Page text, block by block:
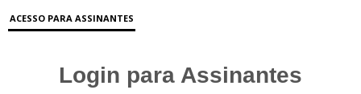
ACESSO PARA ASSINANTES
Login para Assinantes